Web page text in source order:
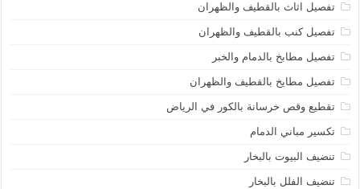
تفصيل اثاث بالقطيف والظهران
تفصيل كنب بالقطيف والظهران
تفصيل مطابخ بالدمام والخبر
تفصيل مطايخ بالقطيف والظهران
تقطيع وقص خرسانة بالكور في الرياض
تكسير مباني الدمام
تنضيف البيوت بالبخار
تنضيف الفلل بالبخار